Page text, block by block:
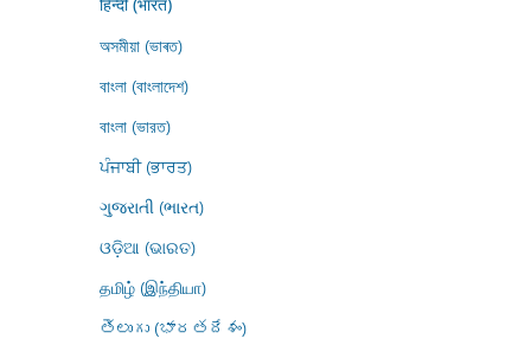
অসমীয়া (ভাৰত)
বাংলা (বাংলাদেশ)
বাংলা (ভারত)
ਪੰਜਾਬੀ (ਭਾਰਤ)
ગુજરાતી (ભારત)
ଓଡ଼ିଆ (ଭାରତ)
தமிழ் (இந்தியா)
తెలుగు (భారతదేశం)